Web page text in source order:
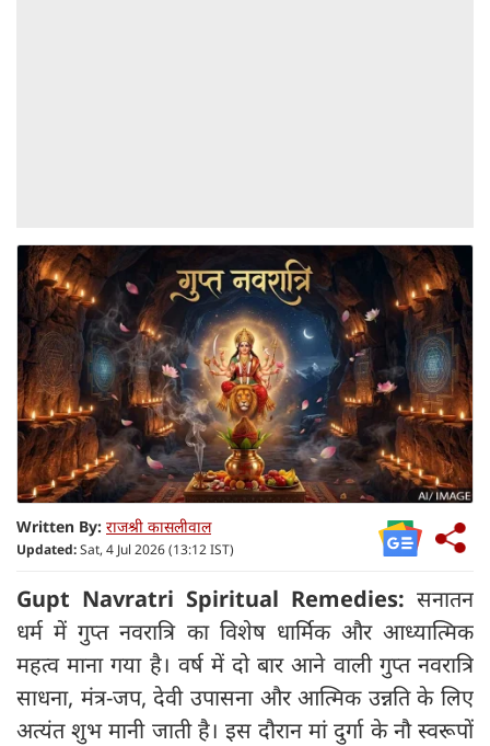
Written By: राजश्री कासलीवाल
Updated:Sat, 4 Jul 2026 (13:12 IST)
Gupt Navratri Spiritual Remedies: सनातन
धर्म में गुप्त नवरात्रि का विशेष धार्मिक और आध्यात्मिक
महत्व माना गया है। वर्ष में दो बार आने वाली गुप्त नवरात्रि
साधना, मंत्र-जप, देवी उपासना और आत्मिक उन्नति के लिए
अत्यंत शुभ मानी जाती है। इस दौरान मां दुर्गा के नौ स्वरूपों